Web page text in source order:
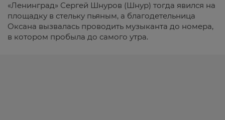
«Ленинград» Сергей Шнуров (Шнур) тогда явился на
площадку в стельку пьяным, а благодетельница
Оксана вызвалась проводить музыканта до номера,
в котором пробыла до самого утра.